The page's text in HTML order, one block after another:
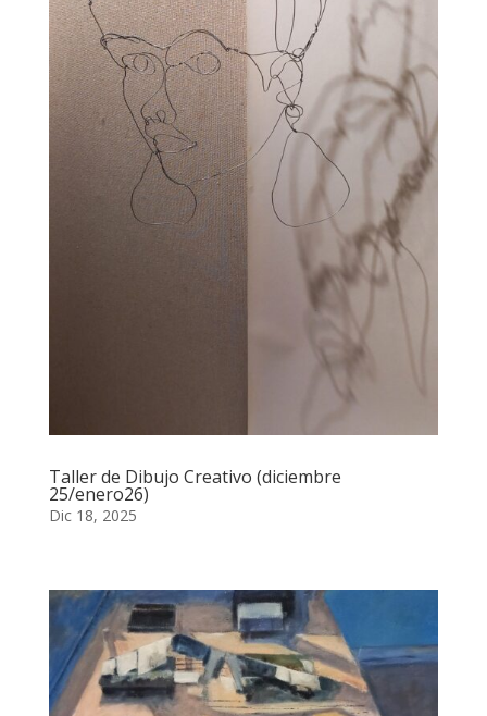
Taller de Dibujo Creativo (diciembre
25/enero26)
Dic 18, 2025